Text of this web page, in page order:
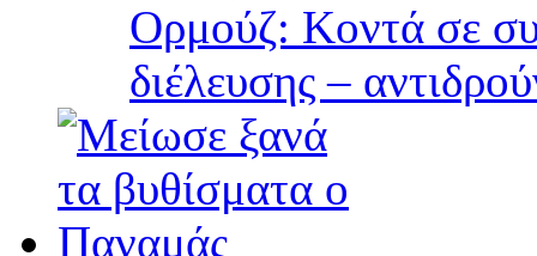
Ορμούζ: Κοντά σε
διέλευσης –